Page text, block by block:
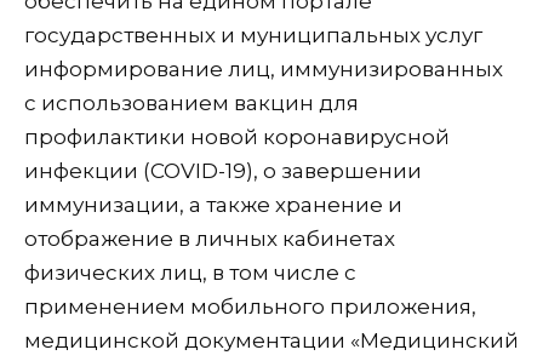
государственных и муниципальных услуг
информирование лиц, иммунизированных
с использованием вакцин для
профилактики новой коронавирусной
инфекции (COVID-19), о завершении
иммунизации, а также хранение и
отображение в личных кабинетах
физических лиц, в том числе с
применением мобильного приложения,
медицинской документации «Медицинский